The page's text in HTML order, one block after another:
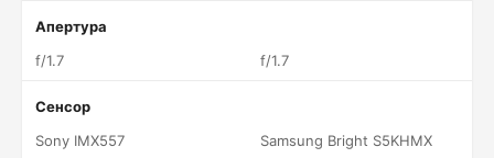
Апертура
f/1.7
f/1.7
Сенсор
Sony IMX557
Samsung Bright S5KHMX